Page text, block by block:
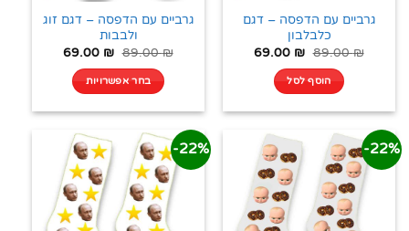
גרביים עם הדפסה – דגם
כלבלבון
89.00₪
69.00 ₪
הוסף לסל
גרביים עם הדפסה – דגם זוג
ולבבות
89.00₪
69.00 ₪
בחר אפשרויות
22%-
22%-